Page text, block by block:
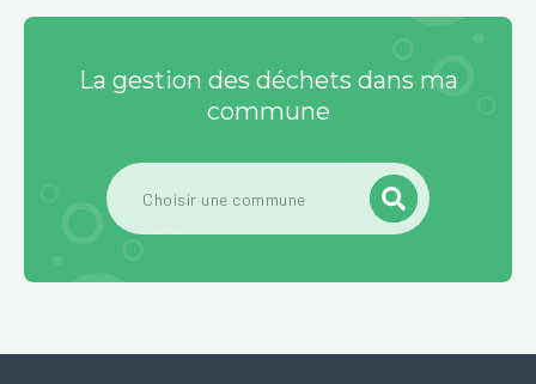
La gestion des déchets dans ma
commune